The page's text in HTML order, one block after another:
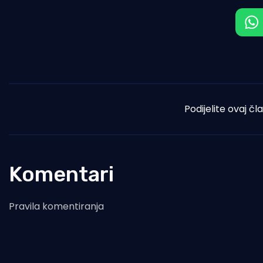
Podijelite ovaj
Komentari
Pravila komentiranja